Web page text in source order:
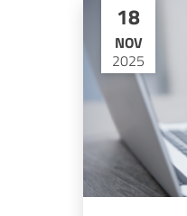
18
NOV
2025